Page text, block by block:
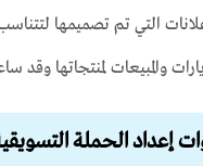
التي تم تصميمها
والمبيعات لمنتجاتها
إعداد الحملة